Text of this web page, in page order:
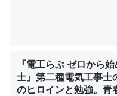
昆虫ってカルシウム少
コオロギのカルシウム
『電工らぶ ゼロから
士』第二種電気工事士
のヒロインと勉強。青